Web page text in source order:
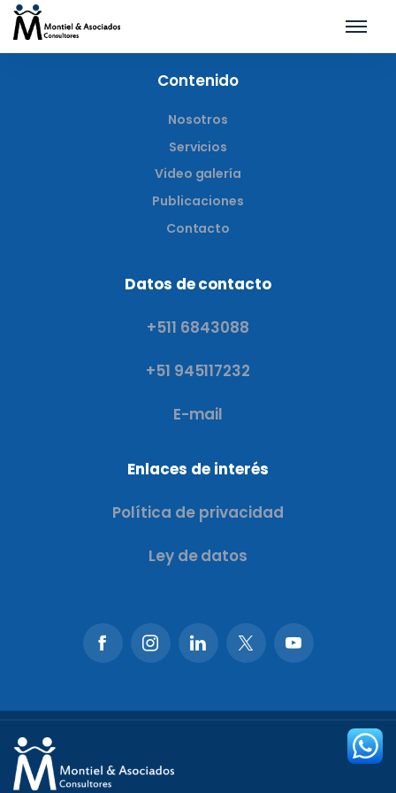
Contenido
Nosotros
Servicios
Video galería
Publicaciones
Contacto
Datos de contacto
+511 6843088
+51 945117232
E-mail
Enlaces de interés
Política de privacidad
Ley de datos